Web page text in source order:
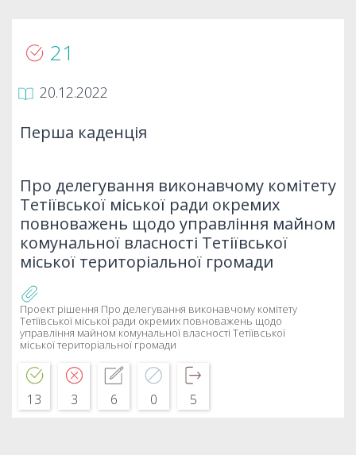
21
20.12.2022
Перша каденція
Про делегування виконавчому комітету
Тетіївської міської ради окремих
повноважень щодо управління майном
комунальної власності Тетіївської
міської територіальної громади
Проект рішення Про делегування виконавчому комітету
Тетіївської міської ради окремих повноважень щодо
управління майном комунальної власності Тетіївської
міської територіальної громади
13 3 6 0 5